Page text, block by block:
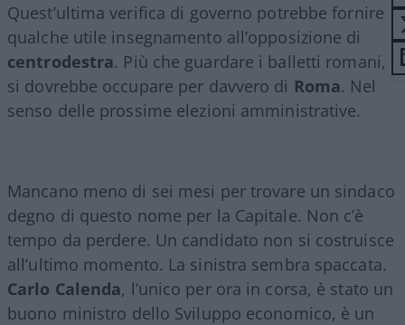
Quest’ultima verifica di governo potrebbe fornire
qualche utile insegnamento all’opposizione di
centrodestra. Più che guardare i balletti romani,
si dovrebbe occupare per davvero di Roma. Nel
senso delle prossime elezioni amministrative.
Mancano meno di sei mesi per trovare un sindaco
degno di questo nome per la Capitale. Non c’è
tempo da perdere. Un candidato non si costruisce
all’ultimo momento. La sinistra sembra spaccata.
Carlo Calenda, l’unico per ora in corsa, è stato un
buono ministro dello Sviluppo economico, è un